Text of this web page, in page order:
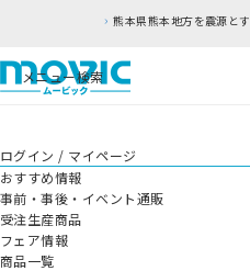
熊本県熊本地方を震源と
メニュー検索
ログイン / マイページ
おすすめ情報
事前・事後・イベント通販
受注生産商品
フェア情報
商品一覧